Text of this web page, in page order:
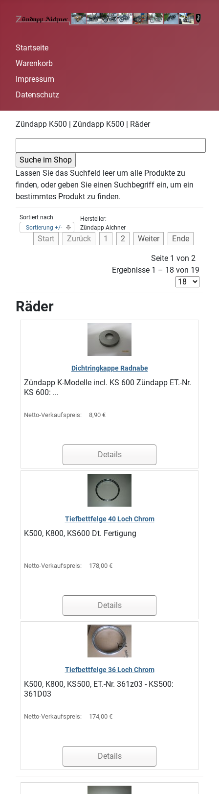
Startseite
Warenkorb
Impressum
Datenschutz
Zündapp K500 | Zündapp K500 | Räder
Lassen Sie das Suchfeld leer um alle Produkte zu
finden, oder geben Sie einen Suchbegriff ein, um ein
bestimmtes Produkt zu finden.
Sortiert nach
Sortierung +/-
Hersteller:
Zündapp Aichner
Start Zurück 1 2 Weiter Ende
Seite 1 von 2
Ergebnisse 1 – 18 von 19
Räder
Dichtringkappe Radnabe
Zündapp K-Modelle incl. KS 600 Zündapp ET.-Nr.
KS 600: ...
Netto-Verkaufspreis: 8,90 €
Details
Tiefbettfelge 40 Loch Chrom
K500, K800, KS600 Dt. Fertigung
Netto-Verkaufspreis: 178,00 €
Details
Tiefbettfelge 36 Loch Chrom
K500, K800, KS500, ET.-Nr. 361z03 - KS500:
361D03
Netto-Verkaufspreis: 174,00 €
Details